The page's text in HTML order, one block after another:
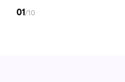
01 /10